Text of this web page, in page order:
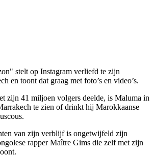
stelt op Instagram verliefd te zijn
en toont dat graag met foto’s en video’s.
zijn 41 miljoen volgers deelde, is Maluma in
te zien of drinkt hij Marokkaanse
van zijn verblijf is ongetwijfeld zijn
rapper Maître Gims die zelf met zijn